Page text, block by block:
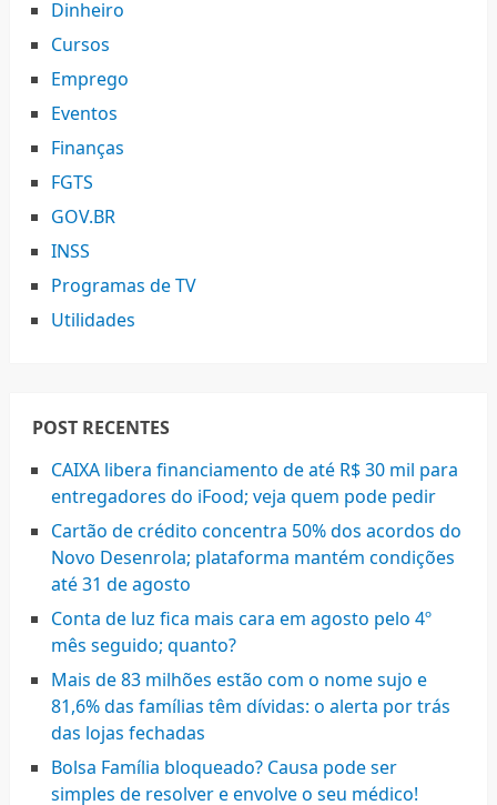
Dinheiro
Cursos
Emprego
Eventos
Finanças
FGTS
GOV.BR
INSS
Programas de TV
Utilidades
POST RECENTES
CAIXA libera financiamento de até R$ 30 mil para
entregadores do iFood; veja quem pode pedir
Cartão de crédito concentra 50% dos acordos do
Novo Desenrola; plataforma mantém condições
até 31 de agosto
Conta de luz fica mais cara em agosto pelo 4º
mês seguido; quanto?
Mais de 83 milhões estão com o nome sujo e
81,6% das famílias têm dívidas: o alerta por trás
das lojas fechadas
Bolsa Família bloqueado? Causa pode ser
simples de resolver e envolve o seu médico!